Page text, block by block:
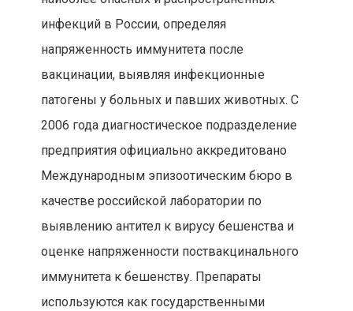
инфекций в России, определяя
напряженность иммунитета после
вакцинации, выявляя инфекционные
патогены у больных и павших животных. С
2006 года диагностическое подразделение
предприятия официально аккредитовано
Международным эпизоотическим бюро в
качестве российской лаборатории по
выявлению антител к вирусу бешенства и
оценке напряженности поствакцинального
иммунитета к бешенству. Препараты
используются как государственными